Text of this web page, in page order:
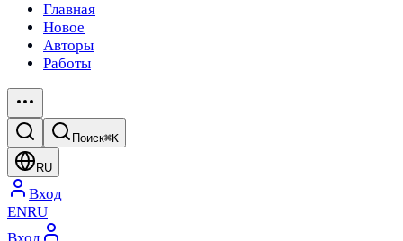
Главная
Новое
Авторы
Работы
Поиск⌘K
RU
Вход
ENRU